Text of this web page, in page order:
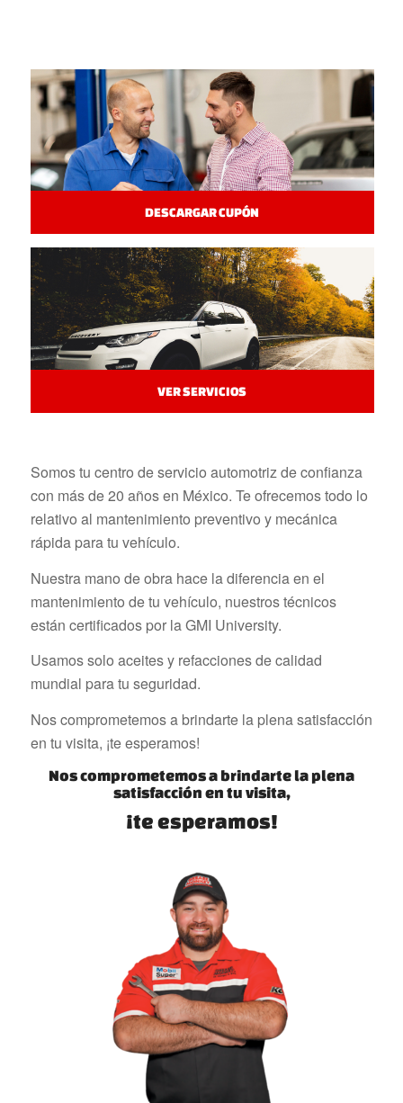
DESCARGAR CUPÓN
VER SERVICIOS
Somos tu centro de servicio automotriz de confianza
con más de 20 años en México. Te ofrecemos todo lo
relativo al mantenimiento preventivo y mecánica
rápida para tu vehículo.
Nuestra mano de obra hace la diferencia en el
mantenimiento de tu vehículo, nuestros técnicos
están certificados por la GMI University.
Usamos solo aceites y refacciones de calidad
mundial para tu seguridad.
Nos comprometemos a brindarte la plena satisfacción
en tu visita, ¡te esperamos!
Nos comprometemos a brindarte la plena
satisfacción en tu visita,
¡te esperamos!